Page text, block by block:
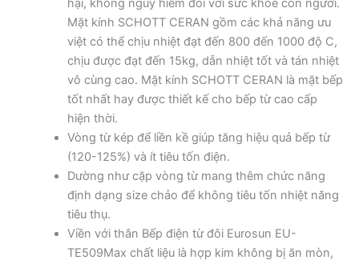
hại, không nguy hiểm đối với sức khỏe con người.
Mặt kính SCHOTT CERAN gồm các khả năng ưu
việt có thể chịu nhiệt đạt đến 800 đến 1000 độ C,
chịu được đạt đến 15kg, dẫn nhiệt tốt và tán nhiệt
vô cùng cao. Mặt kính SCHOTT CERAN là mặt bếp
tốt nhất hay được thiết kế cho bếp từ cao cấp
hiện thời.
Vòng từ kép để liền kề giúp tăng hiệu quả bếp từ
(120-125%) và ít tiêu tốn điện.
Dường như cặp vòng từ mang thêm chức năng
định dạng size chảo để không tiêu tốn nhiệt năng
tiêu thụ.
Viền với thân Bếp điện từ đôi Eurosun EU-
TE509Max chất liệu là hợp kim không bị ăn mòn,